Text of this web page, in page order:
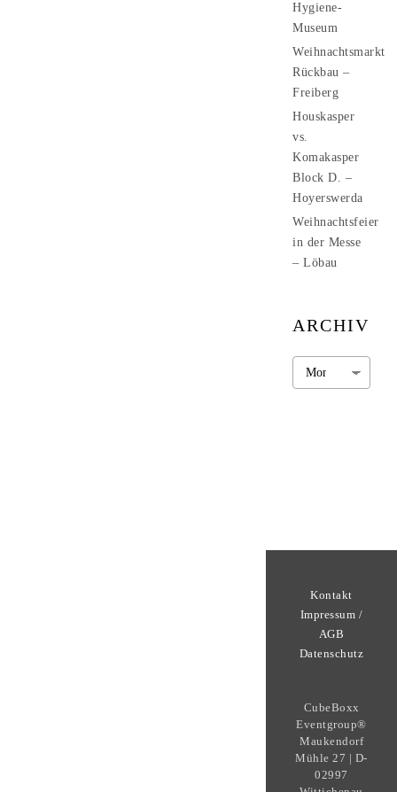
Hygiene-
Museum
Weihnachtsmarkt
Rückbau –
Freiberg
Houskasper
vs.
Komakasper
Block D. –
Hoyerswerda
Weihnachtsfeier
in der Messe
– Löbau
ARCHIV
Archiv
Kontakt
Impressum /
AGB
Datenschutz
CubeBoxx
Eventgroup®
Maukendorf
Mühle 27 | D-
02997